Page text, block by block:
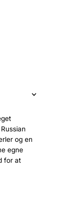
og en
egne
for at